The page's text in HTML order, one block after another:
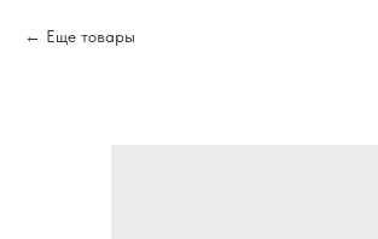
Еще товары